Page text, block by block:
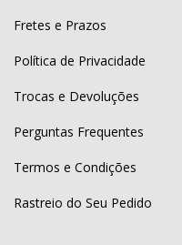
Fretes e Prazos
Política de Privacidade
Trocas e Devoluções
Perguntas Frequentes
Termos e Condições
Rastreio do Seu Pedido